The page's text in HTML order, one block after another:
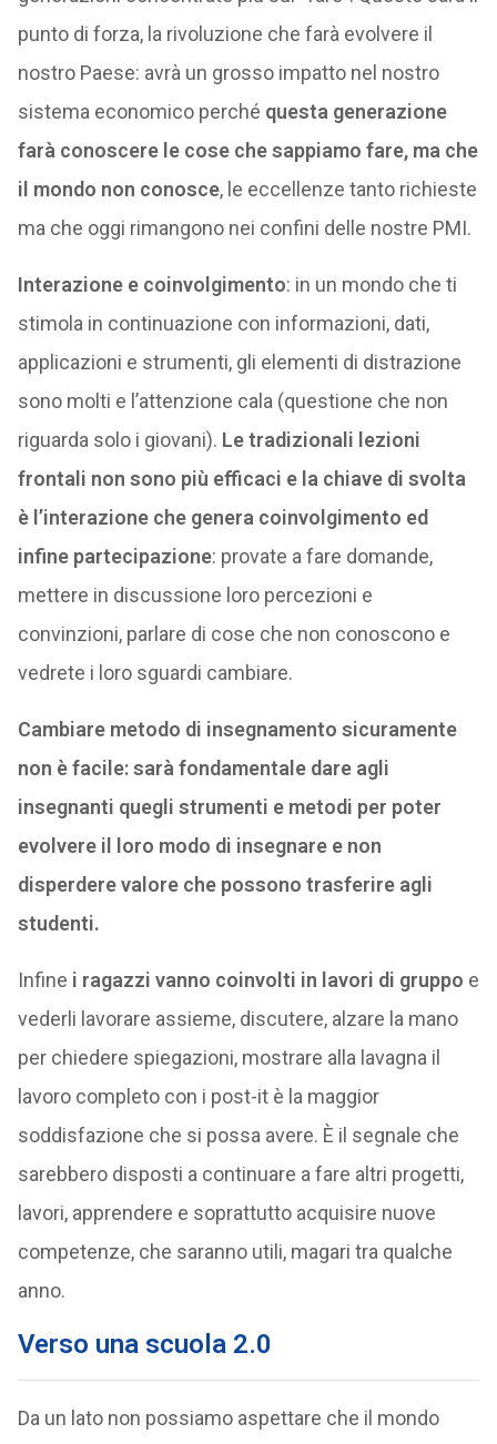
punto di forza, la rivoluzione che farà evolvere il
nostro Paese: avrà un grosso impatto nel nostro
sistema economico perché questa generazione
farà conoscere le cose che sappiamo fare, ma che
il mondo non conosce, le eccellenze tanto richieste
ma che oggi rimangono nei confini delle nostre PMI.
Interazione e coinvolgimento: in un mondo che ti
stimola in continuazione con informazioni, dati,
applicazioni e strumenti, gli elementi di distrazione
sono molti e l’attenzione cala (questione che non
riguarda solo i giovani). Le tradizionali lezioni
frontali non sono più efficaci e la chiave di svolta
è l’interazione che genera coinvolgimento ed
infine partecipazione: provate a fare domande,
mettere in discussione loro percezioni e
convinzioni, parlare di cose che non conoscono e
vedrete i loro sguardi cambiare.
Cambiare metodo di insegnamento sicuramente
non è facile: sarà fondamentale dare agli
insegnanti quegli strumenti e metodi per poter
evolvere il loro modo di insegnare e non
disperdere valore che possono trasferire agli
studenti.
Infine i ragazzi vanno coinvolti in lavori di gruppo e
vederli lavorare assieme, discutere, alzare la mano
per chiedere spiegazioni, mostrare alla lavagna il
lavoro completo con i post-it è la maggior
soddisfazione che si possa avere. È il segnale che
sarebbero disposti a continuare a fare altri progetti,
lavori, apprendere e soprattutto acquisire nuove
competenze, che saranno utili, magari tra qualche
anno.
Verso una scuola 2.0
Da un lato non possiamo aspettare che il mondo